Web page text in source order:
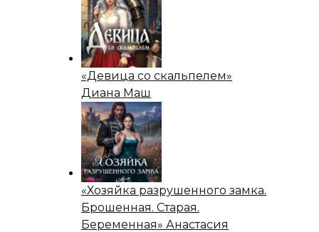
«Девица со скальпелем»
Диана Маш
«Хозяйка разрушенного замка.
Брошенная. Старая.
Беременная» Анастасия